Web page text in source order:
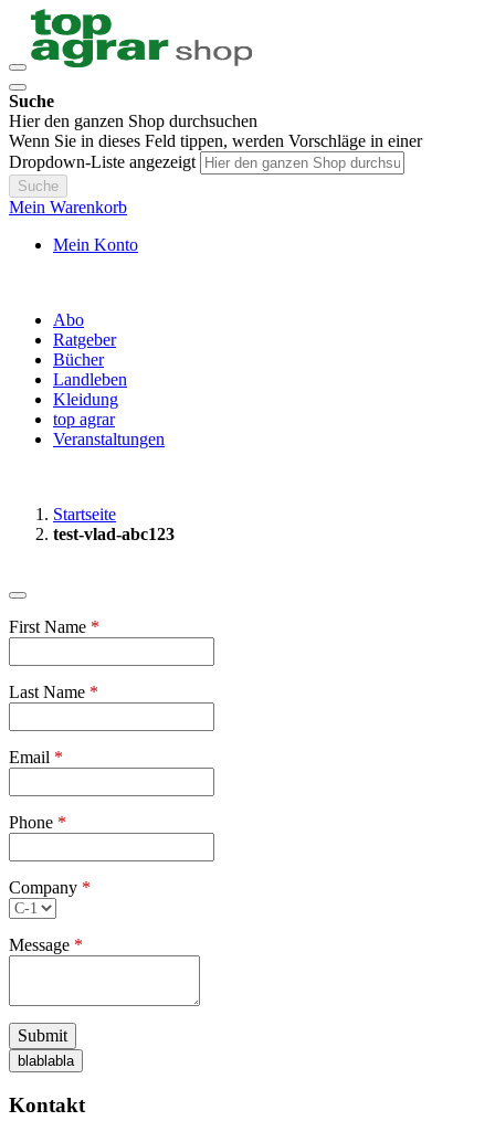
Suche
Hier den ganzen Shop durchsuchen
Wenn Sie in dieses Feld tippen, werden Vorschläge in einer
Dropdown-Liste angezeigt
Suche
Mein Warenkorb
Mein Konto
Abo
Ratgeber
Bücher
Landleben
Kleidung
top agrar
Veranstaltungen
Startseite
test-vlad-abc123
First Name *
Last Name *
Email *
Phone *
Company *
Message *
Submit
blablabla
Kontakt